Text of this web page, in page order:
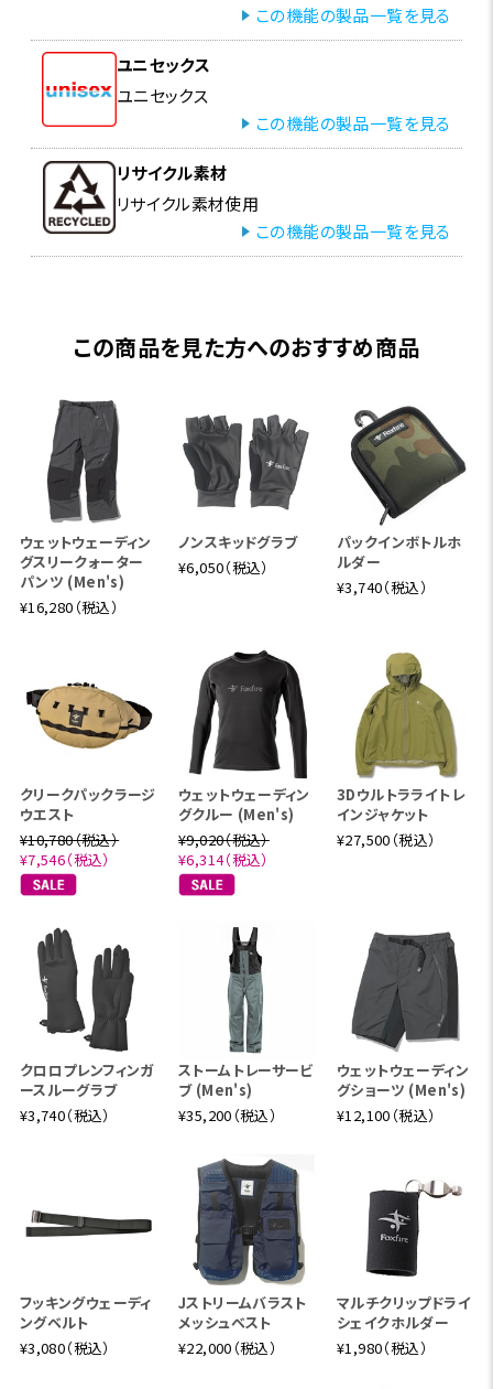
この機能の製品一覧を見る
ユニセックス
ユニセックス
この機能の製品一覧を見る
リサイクル素材
リサイクル素材使用
この機能の製品一覧を見る
この商品を見た方へのおすすめ商品
ウェットウェーディン
グスリークォーター
パンツ (Men's)
¥16,280（税込）
ノンスキッドグラブ
¥6,050（税込）
パックインボトルホ
ルダー
¥3,740（税込）
クリークパックラージ
ウエスト
¥10,780（税込）
¥7,546（税込）
ウェットウェーディン
グクルー (Men's)
¥9,020（税込）
¥6,314（税込）
3Dウルトラライトレ
インジャケット
¥27,500（税込）
クロロプレンフィンガ
ースルーグラブ
¥3,740（税込）
ストームトレーサービ
ブ (Men's)
¥35,200（税込）
ウェットウェーディン
グショーツ (Men's)
¥12,100（税込）
フッキングウェーディ
ングベルト
¥3,080（税込）
Jストリームバラスト
メッシュベスト
¥22,000（税込）
マルチクリップドライ
シェイクホルダー
¥1,980（税込）